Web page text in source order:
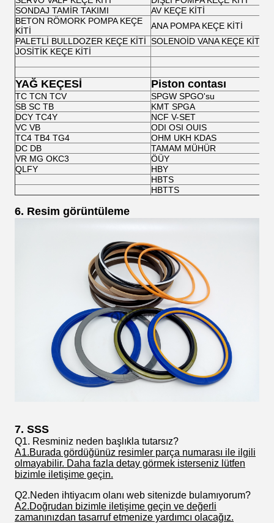
SONDAJ TAMİR TAKIMI
AV KEÇE KİTİ
BETON RÖMORK POMPA KEÇE
KİTİ
ANA POMPA KEÇE KİTİ
PALETLİ BULLDOZER KEÇE KİTİ SOLENOİD VANA KEÇE KİTİ
JOSİTİK KEÇE KİTİ
YAĞ KEÇESİ Piston contası
TC TCN TCV
SPGW SPGO'su
SB SC TB
KMT SPGA
DCY TC4Y
NCF V-SET
VC VB
ODI OSI OUIS
TC4 TB4 TG4
OHM UKH KDAS
DC DB
TAMAM MÜHÜR
VR MG OKC3
ÖÜY
QLFY
HBY
HBTS
HBTTS
6. Resim görüntüleme
7. SSS
Q1. Resminiz neden başlıkla tutarsız?
A1.Burada gördüğünüz resimler parça numarası ile ilgili
olmayabilir. Daha fazla detay görmek isterseniz lütfen
bizimle iletişime geçin.
Q2.Neden ihtiyacım olanı web sitenizde bulamıyorum?
A2.Doğrudan bizimle iletişime geçin ve değerli
zamanınızdan tasarruf etmenize yardımcı olacağız.